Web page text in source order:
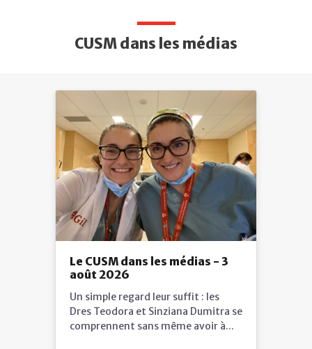
CUSM dans les médias
Le CUSM dans les médias - 3
août 2026
Un simple regard leur suffit : les
Dres Teodora et Sinziana Dumitra se
comprennent sans même avoir à...